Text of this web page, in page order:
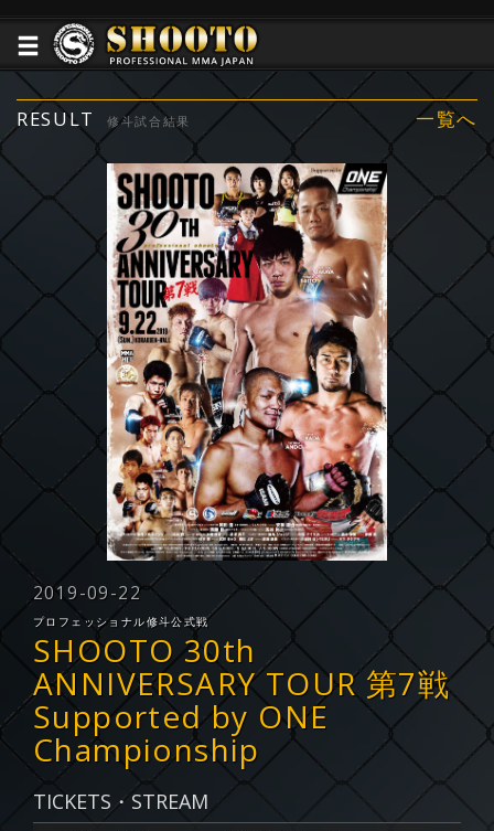
RESULT 修斗試合結果 一覧へ
2019-09-22
プロフェッショナル修斗公式戦
SHOOTO 30th
ANNIVERSARY TOUR 第7戦
Supported by ONE
Championship
TICKETS・STREAM